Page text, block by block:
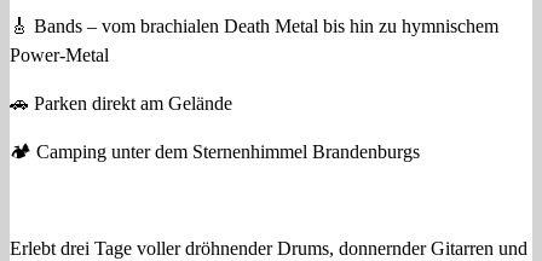
🎸 Bands – vom brachialen Death Metal bis hin zu hymnischem
Power‑Metal
🚗 Parken direkt am Gelände
🏕️ Camping unter dem Sternenhimmel Brandenburgs
Erlebt drei Tage voller dröhnender Drums, donnernder Gitarren und